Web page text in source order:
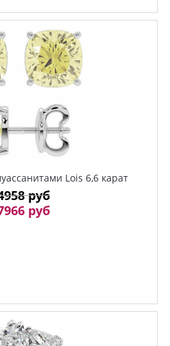
Lois 6,6 карат
руб
руб